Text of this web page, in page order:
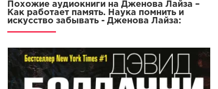
18
19
Похожие аудиокниги на Дженова Лайза –
Как работает память. Наука помнить и
искусство забывать - Дженова Лайза: